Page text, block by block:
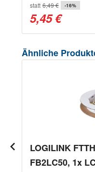
statt 6,49 € -16%
5,45 €
Produktgalerie
Ähnliche
LOGILINK
FB2LC50, 1x